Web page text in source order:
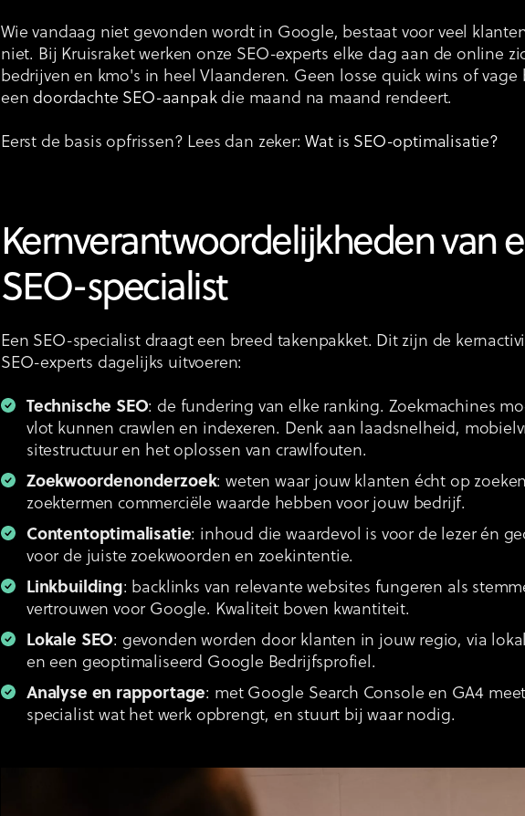
Wie vandaag niet gevonden wordt in Google, bestaat voor veel
niet. Bij Kruisraket werken onze SEO-experts elke dag aan de online
bedrijven en kmo's in heel Vlaanderen. Geen losse quick wins of vage
eendoordachte SEO-aanpakdie maand na maand rendeert.
Eerst de basis opfrissen? Lees dan zeker:Wat is SEO-optimalisatie?
Kernverantwoordelijkheden van
SEO-specialist
Een SEO-specialist draagt een breed takenpakket. Dit zijn de
SEO-experts dagelijks uitvoeren:
Technische SEO: de fundering van elke ranking. Zoekmachines
vlot kunnen crawlen en indexeren. Denk aan laadsnelheid,
sitestructuur en het oplossen van crawlfouten.
Zoekwoordenonderzoek: weten waar jouw klanten écht op
zoektermen commerciële waarde hebben voor jouw bedrijf.
Contentoptimalisatie: inhoud die waardevol is voor de lezer én
voor de juiste zoekwoorden en zoekintentie.
Linkbuilding: backlinks van relevante websites fungeren als
vertrouwen voor Google. Kwaliteit boven kwantiteit.
Lokale SEO: gevonden worden door klanten in jouw regio, via
en een geoptimaliseerd Google Bedrijfsprofiel.
Analyse en rapportage: met Google Search Console en GA4
specialist wat het werk opbrengt, en stuurt bij waar nodig.